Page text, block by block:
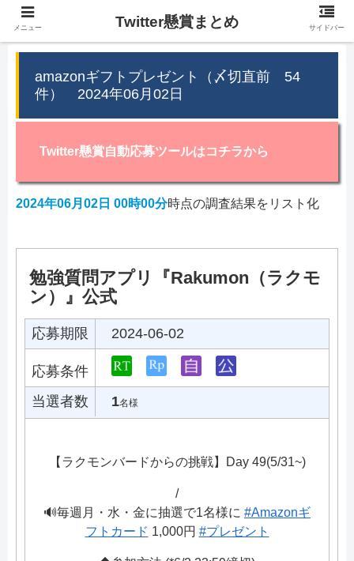
amazonギフトプレゼント（〆切直前 54
件） 2024年06月02日
Twitter懸賞自動応募ツールはコチラから
2024年06月02日 00時00分時点の調査結果をリスト化
勉強質問アプリ『Rakumon（ラクモ
ン）』公式
応募期限 2024-06-02
応募条件
当選者数
1名様
【ラクモンバードからの挑戦】Day 49(5/31~)
/
🔊毎週月・水・金に抽選で1名様に #Amazonギ
フトカード 1,000円 #プレゼント
メニュー Twitter懸賞まとめ サイドバー